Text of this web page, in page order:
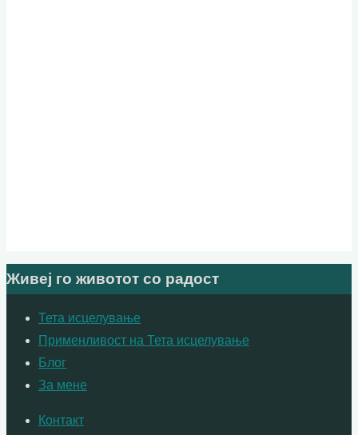
Живеј го животот со радост
Тета исцелување
Применливост на Тета исцелување
Блог
За мене
Контакт